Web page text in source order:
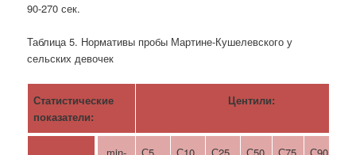
90-270 сек.
Таблица 5. Нормативы пробы Мартине-Кушелевского у
сельских девочек
Статистические
показатели:
Центили: